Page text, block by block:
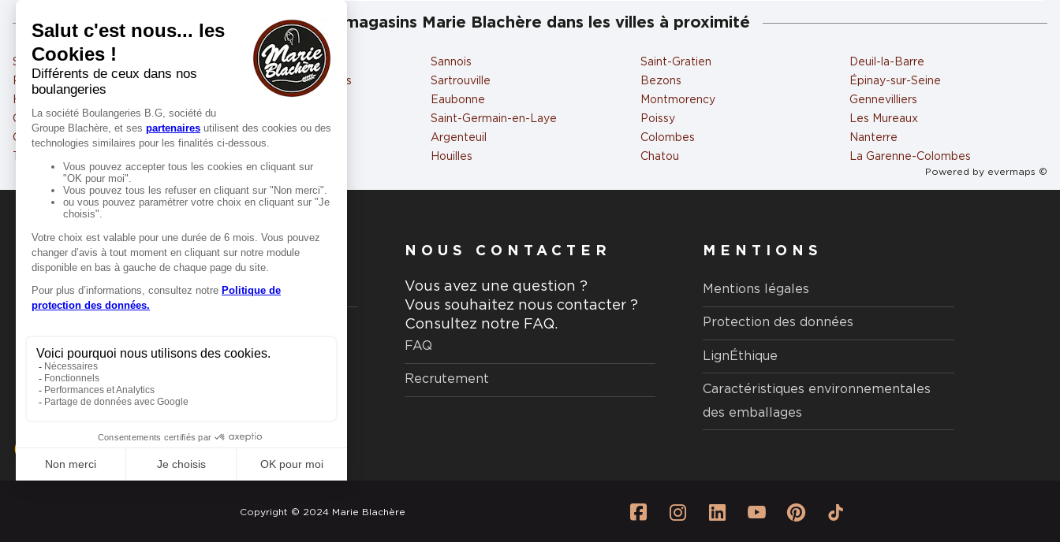
km
Avenue Théodore Monod
Fermé actuellement
Numéro
Itinéraire
5
6.15 km
Marie Blachère CERGY ESSO
Boulevard d'Osny Prolongé
95000 CERGY
Numéro
Voir plus
6
7.11 km
Marie Blachère OSNY
ZAC Moulin à Vent - Rue du Petit Albi
95520 OSNY
Fermé actuellement
Marie Blachère CORMEILLES EN
Les magasins Marie Blachère dans les villes à proximité
Saint-Ouen-l'Aumône
Pontoise
Herblay-sur-Seine
Conflans-Sainte-Honorine
Cergy
Achères
Montigny-lès-Cormeilles
Franconville
Maisons-Laffitte
Sannois
Sartrouville
Eaubonne
Saint-Germain-en-Laye
Argenteuil
Houilles
Saint-Gratien
Bezons
Montmorency
Poissy
Colombes
Chatou
Deuil-la-Barre
Épinay-sur-Seine
Gennevilliers
Les Mureaux
Nanterre
La Garenne-Colombes
Powered by evermaps ©
MANGER-BOUGER
Manger-Bouger.fr
NOUS CONTACTER
Vous avez une question ?
Vous souhaitez nous contacter ?
Consultez notre FAQ.
FAQ
Recrutement
MENTIONS
Mentions légales
Protection des données
LignÉthique
Caractéristiques environnementales
des emballages
Copyright © 2024 Marie Blachère